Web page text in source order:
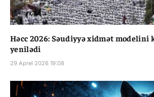
Həcc 2026: Səudiyyə xidmət modelini
yenilədi
29 Aprel 2026 19:08